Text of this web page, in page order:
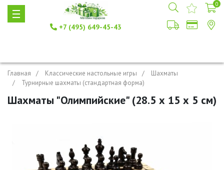
+7 (495) 649-45-43
0
Главная Классические настольные игры
Шахматы
Турнирные шахматы (стандартная форма)
Шахматы "Олимпийские" (28.5 х 15 х 5 см)